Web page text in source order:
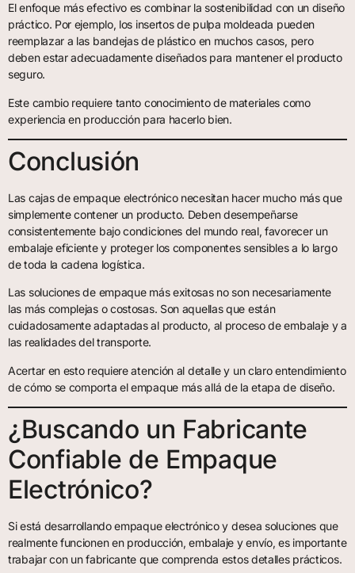
El enfoque más efectivo es combinar la sostenibilidad con un diseño
práctico. Por ejemplo, los insertos de pulpa moldeada pueden
reemplazar a las bandejas de plástico en muchos casos, pero
deben estar adecuadamente diseñados para mantener el producto
seguro.
Este cambio requiere tanto conocimiento de materiales como
experiencia en producción para hacerlo bien.
Conclusión
Las cajas de empaque electrónico necesitan hacer mucho más que
simplemente contener un producto. Deben desempeñarse
consistentemente bajo condiciones del mundo real, favorecer un
embalaje eficiente y proteger los componentes sensibles a lo largo
de toda la cadena logística.
Las soluciones de empaque más exitosas no son necesariamente
las más complejas o costosas. Son aquellas que están
cuidadosamente adaptadas al producto, al proceso de embalaje y a
las realidades del transporte.
Acertar en esto requiere atención al detalle y un claro entendimiento
de cómo se comporta el empaque más allá de la etapa de diseño.
¿Buscando un Fabricante
Confiable de Empaque
Electrónico?
Si está desarrollando empaque electrónico y desea soluciones que
realmente funcionen en producción, embalaje y envío, es importante
trabajar con un fabricante que comprenda estos detalles prácticos.